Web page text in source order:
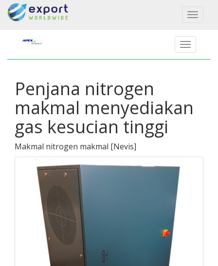
Toggle
Penjana nitrogen
makmal menyediakan
gas kesucian tinggi
Makmal nitrogen makmal [Nevis]